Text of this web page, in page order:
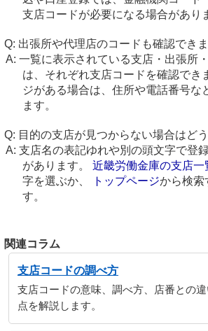
支店コードが必要になる場合があり
出張所や代理店のコードも確認でき
一覧に表示されている支店・出張所
は、それぞれ支店コードを確認でき
ジがある場合は、住所や電話番号な
ます。
目的の支店が見つからない場合はど
支店名の表記ゆれや別の頭文字で登
があります。 近畿労働金庫の支店一
字を選ぶか、
トップページから検索
す。
関連コラム
支店コードの調べ方
支店コードの意味、調べ方、店番との
点を解説します。